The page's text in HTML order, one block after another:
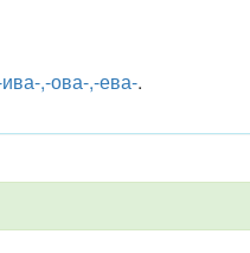
,-ова-,-ева-.